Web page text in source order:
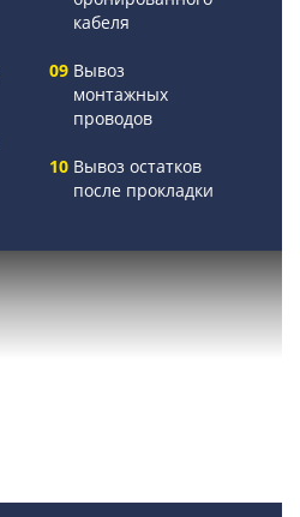
кабеля
Вывоз
монтажных
проводов
Вывоз остатков
после прокладки